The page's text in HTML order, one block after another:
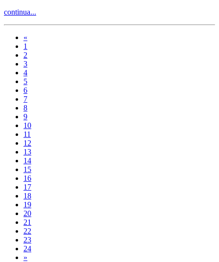
continua...
«
1
2
3
4
5
6
7
8
9
10
11
12
13
14
15
16
17
18
19
20
21
22
23
24
»